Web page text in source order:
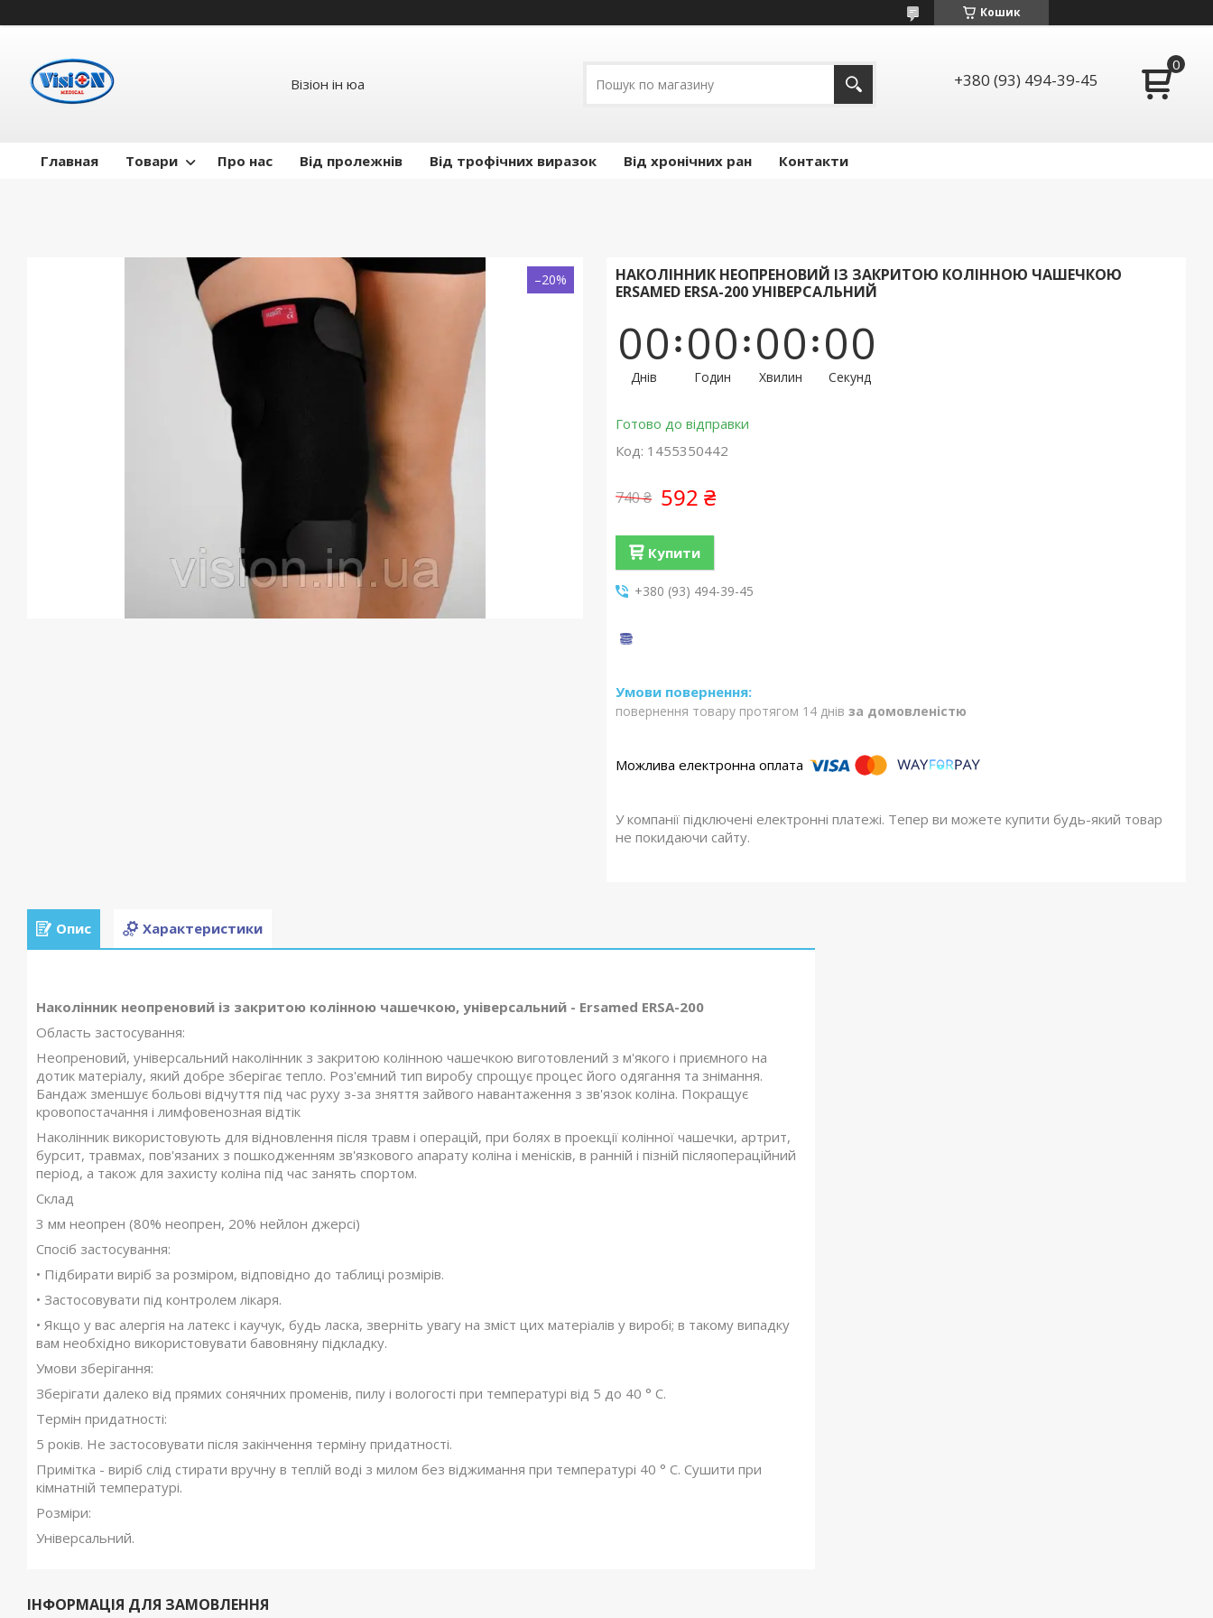
Кошик
Візіон ін юа +380 (93) 494-39-45
Главная Товари Про нас Від пролежнів Від трофічних виразок Від хронічних ран Контакти
–20%
НАКОЛІННИК НЕОПРЕНОВИЙ ІЗ ЗАКРИТОЮ КОЛІННОЮ ЧАШЕЧКОЮ
ERSAMED ERSA-200 УНІВЕРСАЛЬНИЙ
00
Днів
00
Годин
00
Хвилин
00
Секунд
Готово до відправки
Код: 1455350442
740 ₴ 592 ₴
Купити
+380 (93) 494-39-45
повернення товару протягом 14 днів за домовленістю
У компанії підключені електронні платежі. Тепер ви можете купити будь-який товар
не покидаючи сайту.
Опис Характеристики
Наколінник неопреновий із закритою колінною чашечкою, універсальний - Ersamed ERSА-200
Область застосування:
Неопреновий, універсальний наколінник з закритою колінною чашечкою виготовлений з м'якого і приємного на
дотик матеріалу, який добре зберігає тепло. Роз'ємний тип виробу спрощує процес його одягання та знімання.
Бандаж зменшує больові відчуття під час руху з-за зняття зайвого навантаження з зв'язок коліна. Покращує
кровопостачання і лимфовенозная відтік
Наколінник використовують для відновлення після травм і операцій, при болях в проекції колінної чашечки, артрит,
бурсит, травмах, пов'язаних з пошкодженням зв'язкового апарату коліна і менісків, в ранній і пізній післяопераційний
період, а також для захисту коліна під час занять спортом.
Склад
3 мм неопрен (80% неопрен, 20% нейлон джерсі)
Спосіб застосування:
• Підбирати виріб за розміром, відповідно до таблиці розмірів.
• Застосовувати під контролем лікаря.
• Якщо у вас алергія на латекс і каучук, будь ласка, зверніть увагу на зміст цих матеріалів у виробі; в такому випадку
вам необхідно використовувати бавовняну підкладку.
Умови зберігання:
Зберігати далеко від прямих сонячних променів, пилу і вологості при температурі від 5 до 40 ° C.
Термін придатності:
5 років. Не застосовувати після закінчення терміну придатності.
Примітка - виріб слід стирати вручну в теплій воді з милом без віджимання при температурі 40 ° C. Сушити при
кімнатній температурі.
Розміри:
Універсальний.
ІНФОРМАЦІЯ ДЛЯ ЗАМОВЛЕННЯ